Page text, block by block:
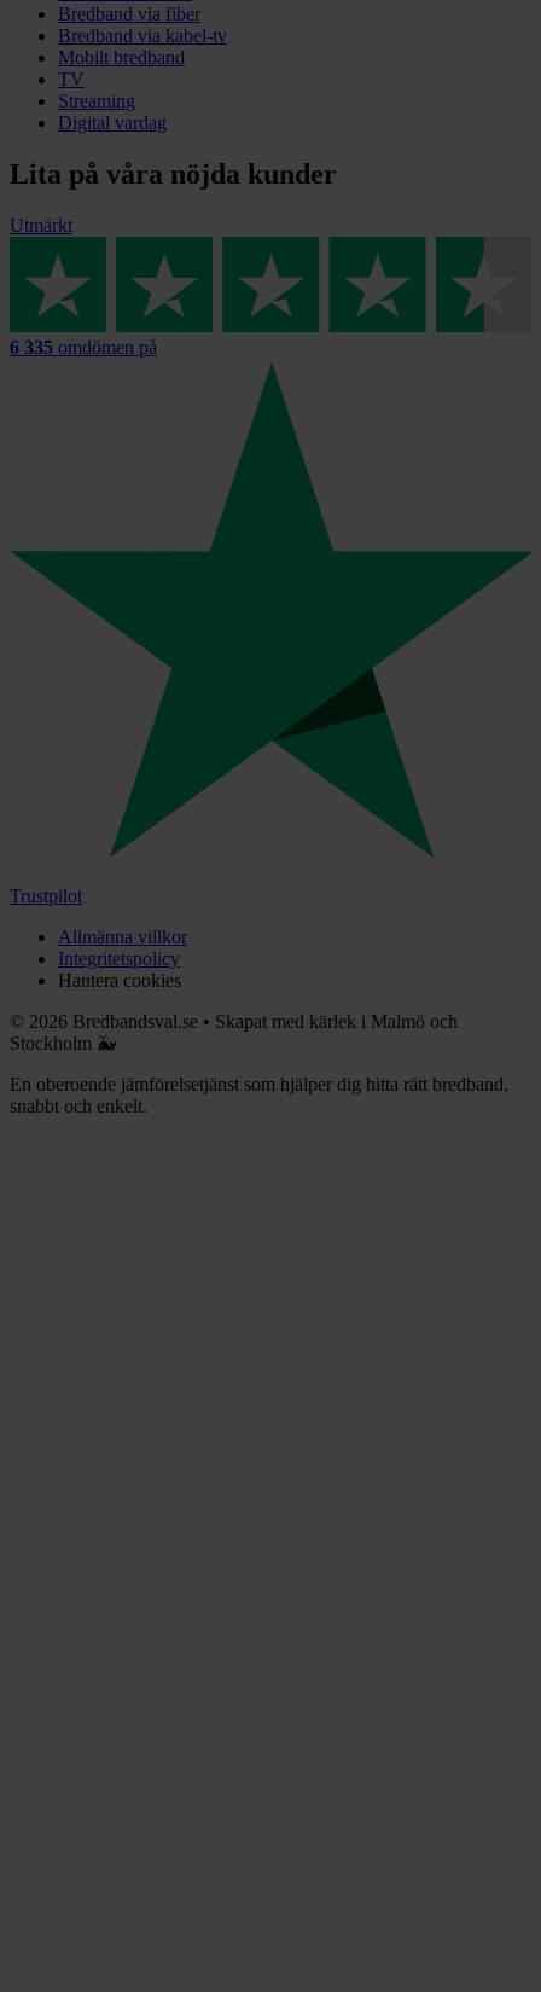
Bredband via fiber
Bredband via kabel-tv
Mobilt bredband
TV
Streaming
Digital vardag
Lita på våra nöjda kunder
Utmärkt
6 335 omdömen på
Trustpilot
Allmänna villkor
Integritetspolicy
Hantera cookies
© 2026 Bredbandsval.se • Skapat med kärlek i Malmö och
Stockholm 🐳
En oberoende jämförelsetjänst som hjälper dig hitta rätt bredband,
snabbt och enkelt.